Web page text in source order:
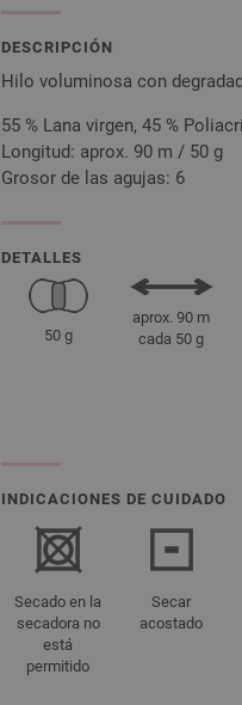
DESCRIPCIÓN
Hilo voluminosa con
55 % Lana virgen, 45 %
Longitud: aprox. 90 m / 50 g
Grosor de las agujas: 6
DETALLES
50 g
aprox. 90 m
cada 50 g
INDICACIONES DE CUIDADO
Secado en la
secadora no
está
permitido
Secar
acostado